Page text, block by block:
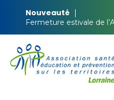
Nouveauté
Fermeture estivale de